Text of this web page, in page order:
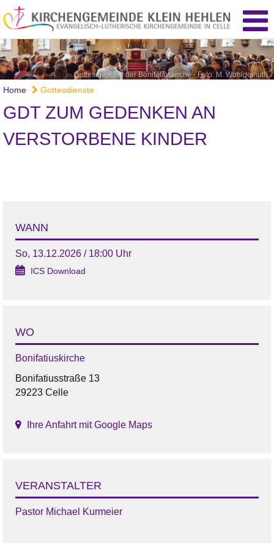
Gottesdienst in der Bonifatiuskirche - Foto: M. Wohlgemuth
Home Gottesdienste
GDT ZUM GEDENKEN AN
VERSTORBENE KINDER
WANN
So, 13.12.2026 / 18:00 Uhr
ICS Download
WO
Bonifatiuskirche
Bonifatiusstraße 13
29223 Celle
Ihre Anfahrt mit Google Maps
VERANSTALTER
Pastor Michael Kurmeier